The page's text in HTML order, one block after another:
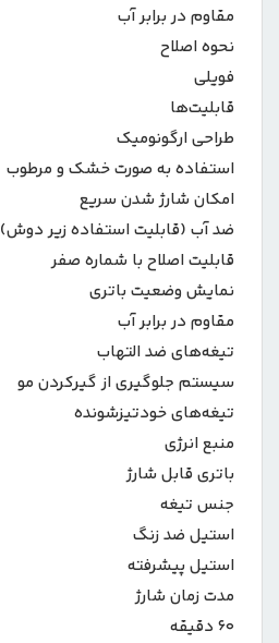
مقاوم در برابر آب
نحوه اصلاح
فویلی
قابلیت‌ها
طراحی ارگونومیک
استفاده به صورت خشک و مرطوب
امکان شارژ شدن سریع
ضد آب (قابلیت استفاده زیر دوش)
قابلیت اصلاح با شماره صفر
نمایش وضعیت باتری
مقاوم در برابر آب
تیغه‌های ضد التهاب
سیستم جلوگیری از گیرکردن مو
تیغه‌های خودتیزشونده
منبع انرژی
باتری قابل شارژ
جنس تیغه
استیل ضد زنگ
استیل پیشرفته
مدت زمان شارژ
۶۰ دقیقه